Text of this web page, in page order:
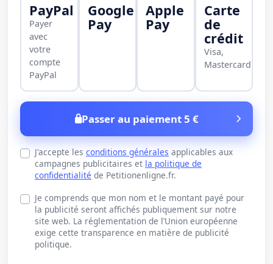
PayPal
Payer
avec
votre
compte
PayPal
Google
Pay
Apple
Pay
Carte
de
crédit
Visa,
Mastercard
Passer au paiement 5 €
J'accepte les conditions générales applicables aux
campagnes publicitaires et la politique de
confidentialité de Petitionenligne.fr.
Je comprends que mon nom et le montant payé pour
la publicité seront affichés publiquement sur notre
site web. La réglementation de l’Union européenne
exige cette transparence en matière de publicité
politique.